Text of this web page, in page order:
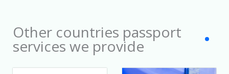
Other countries passport
services we provide